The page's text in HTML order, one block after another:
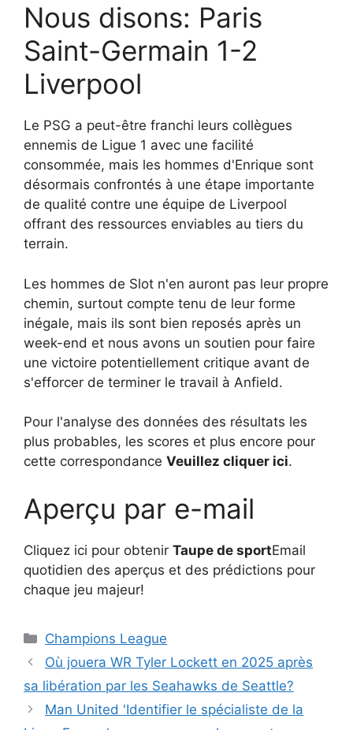
Nous disons: Paris
Saint-Germain 1-2
Liverpool
Le PSG a peut-être franchi leurs collègues
ennemis de Ligue 1 avec une facilité
consommée, mais les hommes d'Enrique sont
désormais confrontés à une étape importante
de qualité contre une équipe de Liverpool
offrant des ressources enviables au tiers du
terrain.
Les hommes de Slot n'en auront pas leur propre
chemin, surtout compte tenu de leur forme
inégale, mais ils sont bien reposés après un
week-end et nous avons un soutien pour faire
une victoire potentiellement critique avant de
s'efforcer de terminer le travail à Anfield.
Pour l'analyse des données des résultats les
plus probables, les scores et plus encore pour
cette correspondance Veuillez cliquer ici.
Aperçu par e-mail
Cliquez ici pour obtenir Taupe de sportEmail
quotidien des aperçus et des prédictions pour
chaque jeu majeur!
Catégories
Champions League
Où jouera WR Tyler Lockett en 2025 après
sa libération par les Seahawks de Seattle?
Man United 'Identifier le spécialiste de la